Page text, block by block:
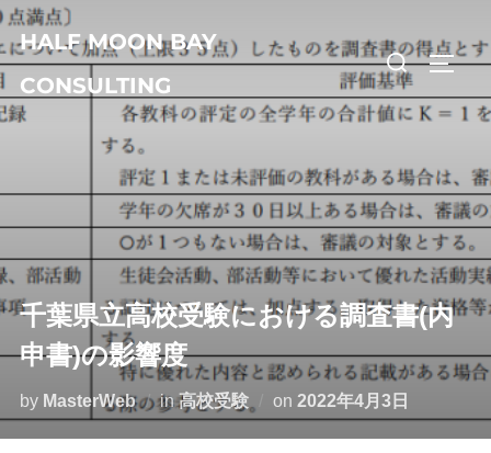
コ
ン
テ
ン
ス
キ
ッ
プ
HALF MOON BAY
CONSULTING
検
索
対
サイド
千葉県立高校受験における調査書(内
申書)の影響度
by MasterWeb in高校受験 on 投
2022年4月3日